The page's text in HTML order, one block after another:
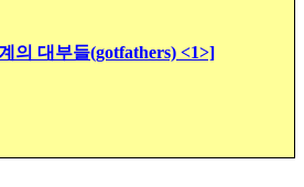
의 대부들(gotfathers) <1>]